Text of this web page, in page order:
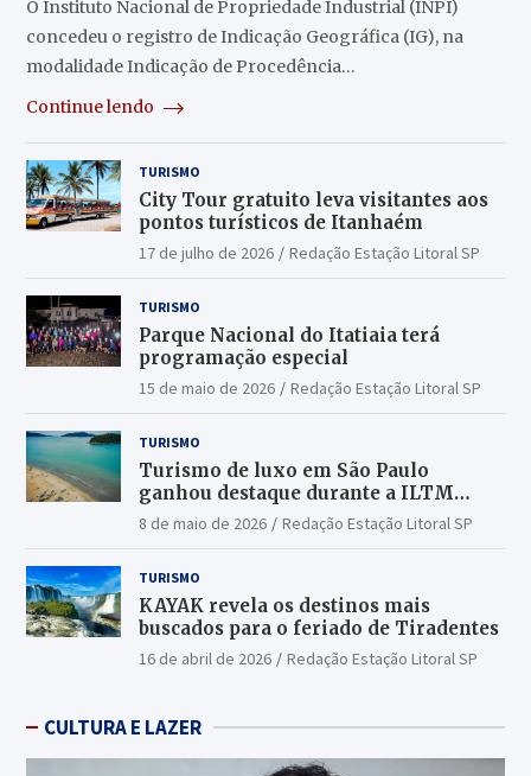
O Instituto Nacional de Propriedade Industrial (INPI)
concedeu o registro de Indicação Geográfica (IG), na
modalidade Indicação de Procedência…
Continue lendo
TURISMO
City Tour gratuito leva visitantes aos
pontos turísticos de Itanhaém
17 de julho de 2026 Redação Estação Litoral SP
TURISMO
Parque Nacional do Itatiaia terá
programação especial
15 de maio de 2026 Redação Estação Litoral SP
TURISMO
Turismo de luxo em São Paulo
ganhou destaque durante a ILTM
Latin America 2026
8 de maio de 2026 Redação Estação Litoral SP
TURISMO
KAYAK revela os destinos mais
buscados para o feriado de Tiradentes
16 de abril de 2026 Redação Estação Litoral SP
CULTURA E LAZER